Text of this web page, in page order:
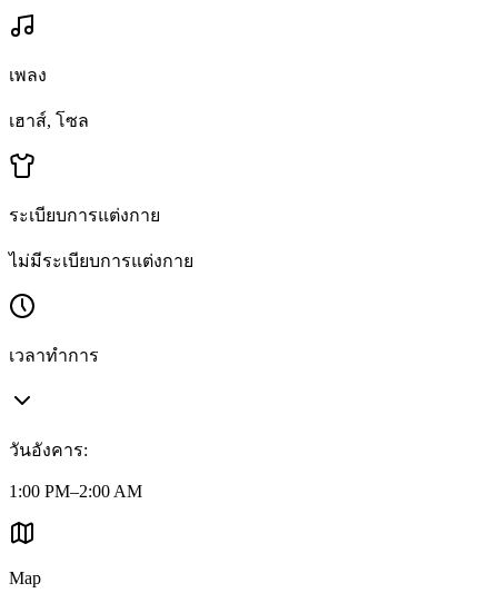
เพลง
เฮาส์, โซล
ระเบียบการแต่งกาย
ไม่มีระเบียบการแต่งกาย
เวลาทำการ
วันอังคาร:
1:00 PM–2:00 AM
Map